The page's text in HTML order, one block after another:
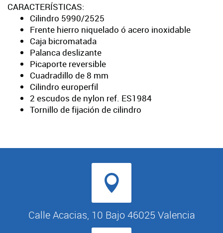
CARACTERÍSTICAS:
Cilindro 5990/2525
Frente hierro niquelado ó acero inoxidable
Caja bicromatada
Palanca deslizante
Picaporte reversible
Cuadradillo de 8 mm
Cilindro europerfil
2 escudos de nylon ref. ES1984
Tornillo de fijación de cilindro
Calle Acacias, 10 Bajo 46025 Valencia